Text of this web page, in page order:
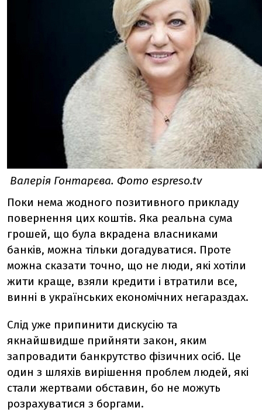
Валерія Гонтарєва. Фото espreso.tv
Поки нема жодного позитивного прикладу
повернення цих коштів. Яка реальна сума
грошей, що була вкрадена власниками
банків, можна тільки догадуватися. Проте
можна сказати точно, що не люди, які хотіли
жити краще, взяли кредити і втратили все,
винні в українських економічних негараздах.
Слід уже припинити дискусію та
якнайшвидше прийняти закон, яким
запровадити банкрутство фізичних осіб. Це
один з шляхів вирішення проблем людей, які
стали жертвами обставин, бо не можуть
розрахуватися з боргами.